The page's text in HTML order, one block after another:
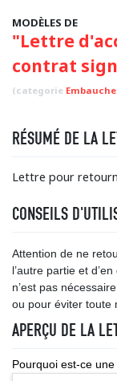
MODÈLES DE
"Lettre
contrat
(categorie Embauche
RÉSUMÉ DE LA
Lettre pour
CONSEILS
Attention de ne
l’autre partie et
n’est pas
ou pour éviter toute
APERÇU DE LA
Pourquoi est-ce